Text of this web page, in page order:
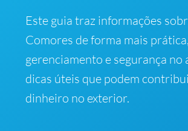
Este guia traz informações
Comores de forma mais
gerenciamento e segurança
dicas úteis que podem
dinheiro no exterior.